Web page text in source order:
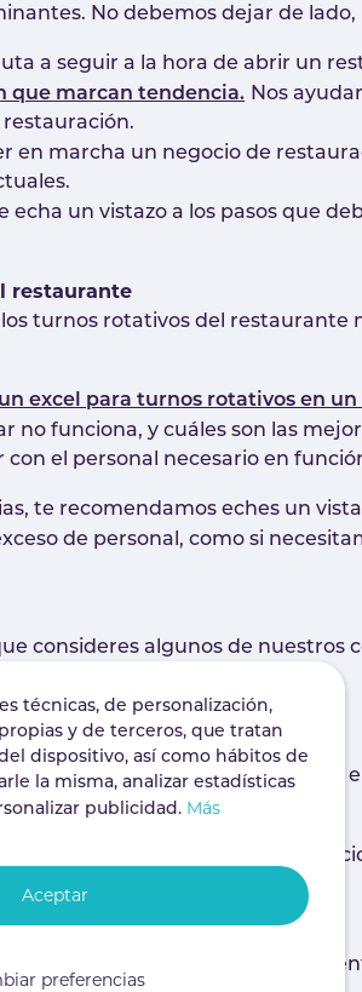
No debemos dejar de lado,
a seguir a la hora de abrir un
que marcan tendencia. Nos
en marcha un negocio de
echa un vistazo a los pasos que
restaurante
turnos rotativos del restaurante
un excel para turnos rotativos en
funciona, y cuáles son las
el personal necesario en
te recomendamos eches un
de personal, como si
consideres algunos de nuestros
detalle las soluciones que dejamos
nuestro Director de
con el restaurante del futuro.
podríamos incrementar las
técnicas, de personalización,
y de terceros, que tratan
dispositivo, así como hábitos de
la misma, analizar estadísticas
publicidad. Más
preferencias
Aceptar